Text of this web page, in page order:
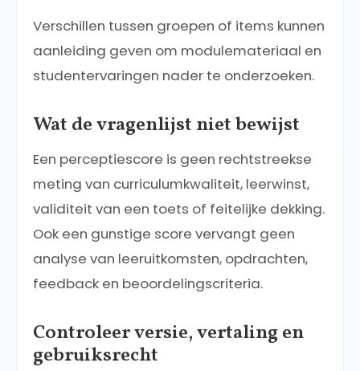
Verschillen tussen groepen of items kunnen
aanleiding geven om modulemateriaal en
studentervaringen nader te onderzoeken.
Wat de vragenlijst niet bewijst
Een perceptiescore is geen rechtstreekse
meting van curriculumkwaliteit, leerwinst,
validiteit van een toets of feitelijke dekking.
Ook een gunstige score vervangt geen
analyse van leeruitkomsten, opdrachten,
feedback en beoordelingscriteria.
Controleer versie, vertaling en
gebruiksrecht